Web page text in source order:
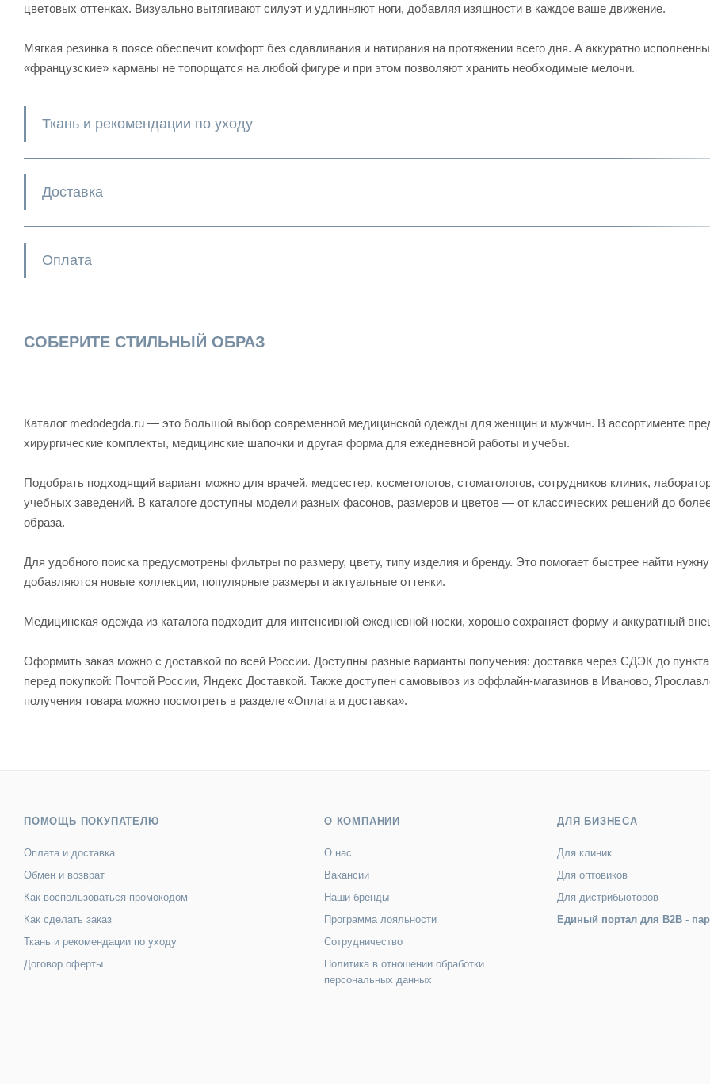
цветовых оттенках. Визуально вытягивают силуэт и удлинняют ноги, добавляя изящности в каждое ваше движение.
Мягкая резинка в поясе обеспечит комфорт без сдавливания и натирания на протяжении всего дня. А аккуратно
«французские» карманы не топорщатся на любой фигуре и при этом позволяют хранить необходимые мелочи.
Ткань и рекомендации по уходу
Доставка
Оплата
СОБЕРИТЕ СТИЛЬНЫЙ ОБРАЗ
Каталог medodegda.ru — это большой выбор современной медицинской одежды для женщин и мужчин. В ассортименте
хирургические комплекты, медицинские шапочки и другая форма для ежедневной работы и учебы.
Подобрать подходящий вариант можно для врачей, медсестер, косметологов, стоматологов, сотрудников клиник,
учебных заведений. В каталоге доступны модели разных фасонов, размеров и цветов — от классических решений до
образа.
Для удобного поиска предусмотрены фильтры по размеру, цвету, типу изделия и бренду. Это помогает быстрее найти
добавляются новые коллекции, популярные размеры и актуальные оттенки.
Медицинская одежда из каталога подходит для интенсивной ежедневной носки, хорошо сохраняет форму и аккуратный
Оформить заказ можно с доставкой по всей России. Доступны разные варианты получения: доставка через СДЭК до
перед покупкой: Почтой России, Яндекс Доставкой. Также доступен самовывоз из оффлайн-магазинов в Иваново,
получения товара можно посмотреть в разделе «Оплата и доставка».
ПОМОЩЬ ПОКУПАТЕЛЮ
Оплата и доставка
Обмен и возврат
Как воспользоваться промокодом
Как сделать заказ
Ткань и рекомендации по уходу
Договор оферты
О КОМПАНИИ
О нас
Вакансии
Наши бренды
Программа лояльности
Сотрудничество
Политика в отношении обработки
персональных данных
ДЛЯ БИЗНЕСА
Для клиник
Для оптовиков
Для дистрибьюторов
Единый портал для B2B -